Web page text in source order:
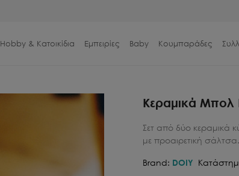
Hobby & Κατοικίδια Εμπειρίες Baby Κουμπαράδες
Κεραμικά
Σετ από δύο κεραμικά
με προαιρετική σάλτσα.
Brand: DOIY